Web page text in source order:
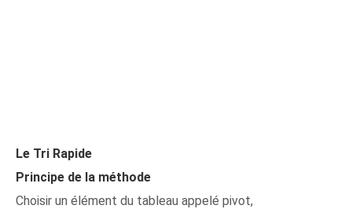
Le Tri Rapide
Principe de la méthode
Choisir un élément du tableau appelé pivot,